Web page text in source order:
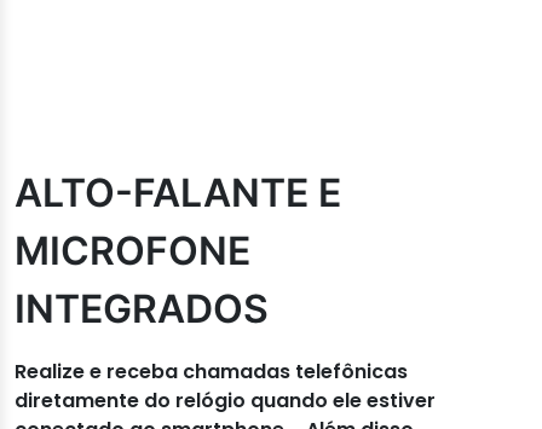
ALTO-FALANTE E
MICROFONE
INTEGRADOS
Realize e receba chamadas telefônicas
diretamente do relógio quando ele estiver